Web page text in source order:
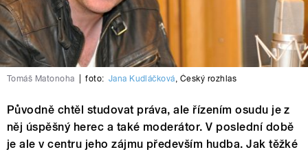
Tomáš Matonoha foto: Jana Kudláčková, Český rozhlas
Původně chtěl studovat práva, ale řízením osudu je z
něj úspěšný herec a také moderátor. V poslední době
je ale v centru jeho zájmu především hudba. Jak těžké